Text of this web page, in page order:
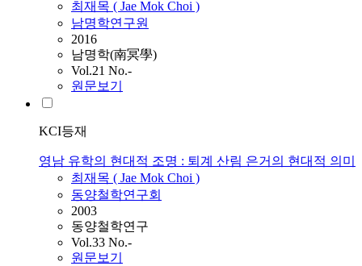
최재목 ( Jae Mok Choi )
남명학연구원
2016
남명학(南冥學)
Vol.21 No.-
원문보기
KCI등재
영남 유학의 현대적 조명 : 퇴계 산림 은거의 현대적 의미
최재목 ( Jae Mok Choi )
동양철학연구회
2003
동양철학연구
Vol.33 No.-
원문보기